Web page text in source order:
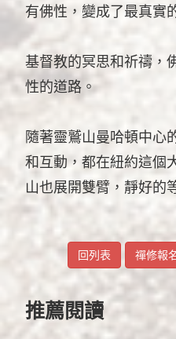
有佛性，變成了最真實
基督教的冥思和祈禱，
性的道路。
隨著靈鷲山曼哈頓中心
和互動，都在紐約這個
山也展開雙臂，靜好的
回列表 禪修報
推薦閱讀